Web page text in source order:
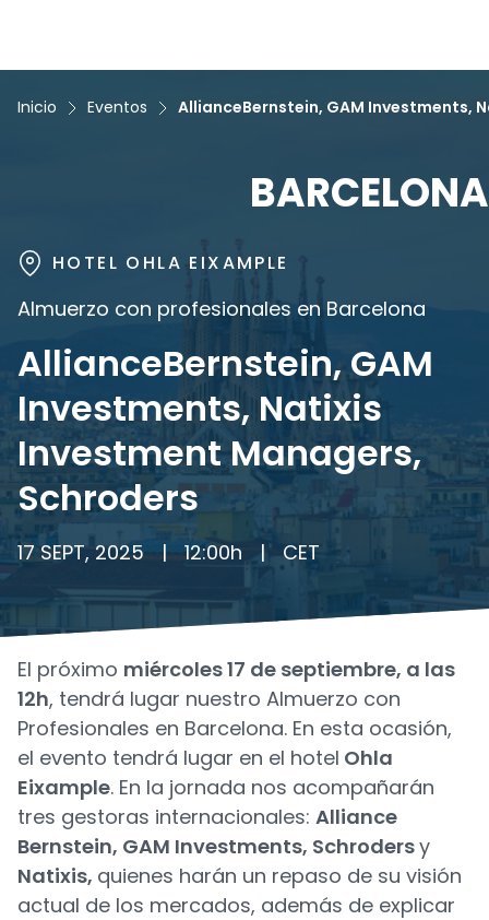
Inicio Eventos AllianceBernstein, GAM Investments,
BARCELONA
HOTEL OHLA EIXAMPLE
Almuerzo con profesionales en Barcelona
AllianceBernstein, GAM
Investments, Natixis
Investment Managers,
Schroders
17 SEPT, 2025 | 12:00h | CET
El próximo miércoles17 de septiembre, a las
12h, tendrá lugar nuestro Almuerzo con
Profesionales en Barcelona. En esta ocasión,
el evento tendrá lugar en el hotel Ohla
Eixample. En la jornada nos acompañarán
tres gestoras internacionales: Alliance
Bernstein, GAM Investments, Schrodersy
Natixis, quienes harán un repaso de su visión
actual de los mercados, además de explicar